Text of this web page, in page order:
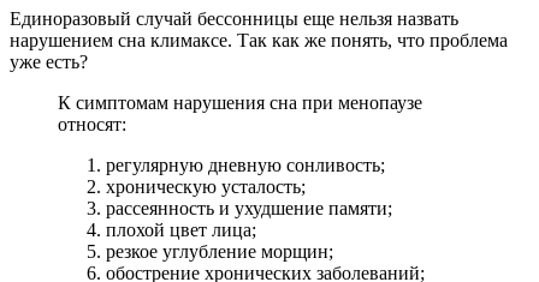
Единоразовый случай бессонницы еще нельзя назвать
нарушением сна климаксе. Так как же понять, что проблема
уже есть?
К симптомам нарушения сна при менопаузе
относят:
регулярную дневную сонливость;
хроническую усталость;
рассеянность и ухудшение памяти;
плохой цвет лица;
резкое углубление морщин;
обострение хронических заболеваний;